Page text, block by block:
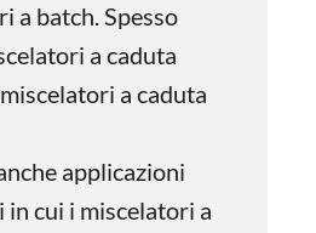
a batch. Spesso
a caduta
a caduta
applicazioni
cui i miscelatori a